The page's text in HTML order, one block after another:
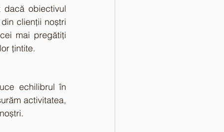
dacă obiectivul
clienții noștri
mai pregătiți
țintite.
echilibrul în
activitatea,